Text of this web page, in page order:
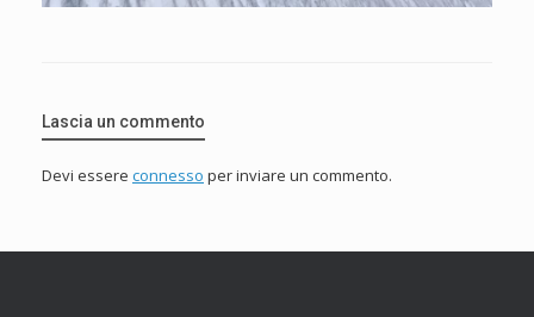
Lascia un commento
Devi essere connesso per inviare un commento.